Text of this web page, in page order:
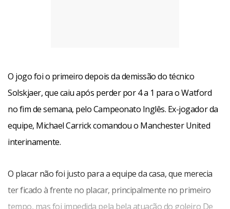
O jogo foi o primeiro depois da demissão do técnico
Solskjaer, que caiu após perder por 4 a 1 para o Watford
no fim de semana, pelo Campeonato Inglês. Ex-jogador da
equipe, Michael Carrick comandou o Manchester United
interinamente.
O placar não foi justo para a equipe da casa, que merecia
ter ficado à frente no placar, principalmente no primeiro
tempo, mas foi impedida pela bela atuação do goleiro De